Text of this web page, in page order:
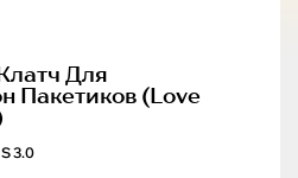
Для
Пакетиков (love
3.0